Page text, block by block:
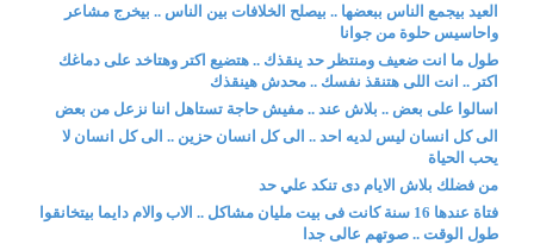
العيد بيجمع الناس ببعضها .. بيصلح الخلافات بين الناس .. بيخرج مشاعر
واحاسيس حلوة من جوانا
طول ما انت ضعيف ومنتظر حد ينقذك .. هتضيع اكتر وهتاخد على دماغك
اكتر .. انت اللى هتنقذ نفسك .. محدش هينقذك
اسالوا على بعض .. بلاش عند .. مفيش حاجة تستاهل اننا نزعل من بعض
الى كل انسان ليس لديه احد .. الى كل انسان حزين .. الى كل انسان لا
يحب الحياة
من فضلك بلاش الايام دى تنكد علي حد
فتاة عندها 16 سنة كانت فى بيت مليان مشاكل .. الاب والام دايما بيتخانقوا
طول الوقت .. صوتهم عالى جدا